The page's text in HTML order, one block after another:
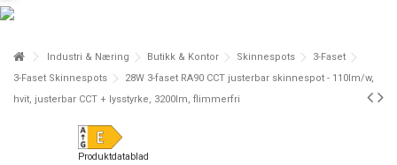
Industri & Næring Butikk & Kontor Skinnespots
3-Faset
3-Faset Skinnespots
28W 3-faset RA90 CCT justerbar skinnespot - 110lm/w,
hvit, justerbar CCT + lysstyrke, 3200lm, flimmerfri
Produktdatablad